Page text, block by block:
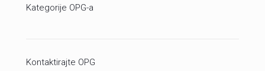
Kategorije OPG-a
Kontaktirajte OPG